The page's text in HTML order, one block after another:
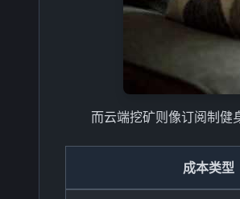
而云端挖矿则像订阅制健
成本类型